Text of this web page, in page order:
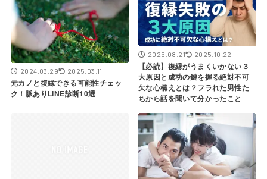
2024.03.29 2025.03.11
元カノと復縁できる可能性チェッ
ク！脈ありLINE診断10選
2025.08.21 2025.10.22
【必読】復縁がうまくいかない３
大原因と成功の鍵を握る絶対不可
欠な心構えとは？フラれた男性た
ちから話を聞いて分かったこと